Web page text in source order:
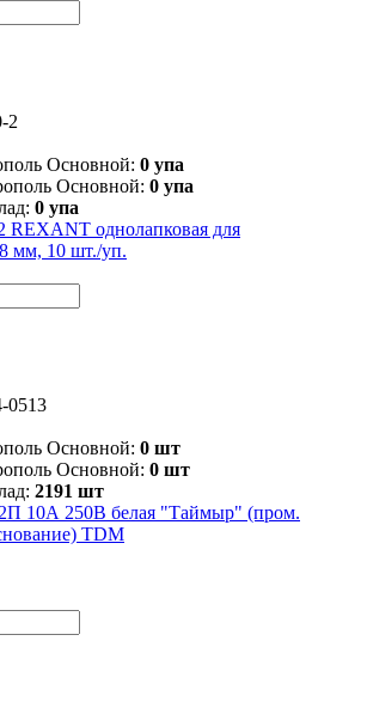
2
Основной: 0 упа
Основной: 0 упа
0 упа
однолапковая для
мм, 10 шт./уп.
0513
Основной: 0 шт
Основной: 0 шт
2191 шт
2П 10А 250В белая "Таймыр" (пром.
TDM